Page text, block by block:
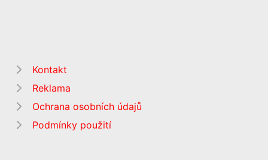
Kontakt
Reklama
Ochrana osobních údajů
Podmínky použití